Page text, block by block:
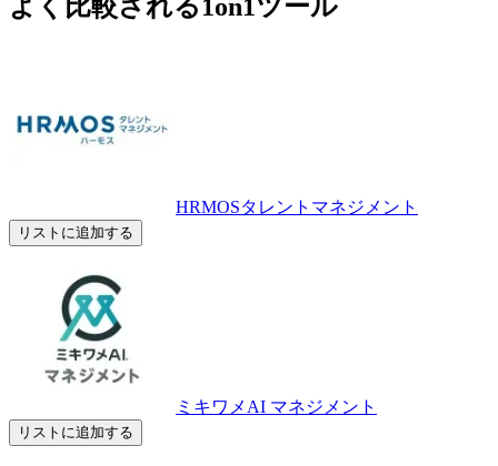
よく比較される1on1ツール
HRMOSタレントマネジメント
リストに追加する
ミキワメAI マネジメント
リストに追加する